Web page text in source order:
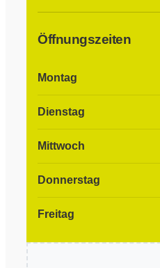
Öffnungszeiten
Montag
Dienstag
Mittwoch
Donnerstag
Freitag